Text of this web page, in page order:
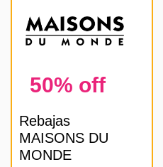
50% off
Rebajas
MAISONS DU
MONDE